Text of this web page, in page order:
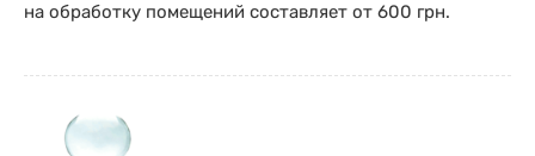
на обработку помещений составляет от 600 грн.